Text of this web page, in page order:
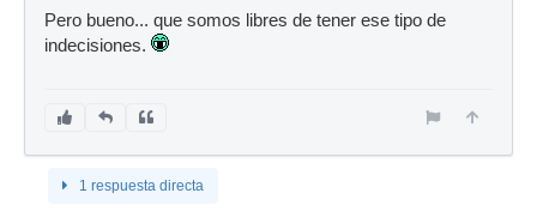
Pero bueno... que somos libres de tener ese tipo de
indecisiones.
1 respuesta directa